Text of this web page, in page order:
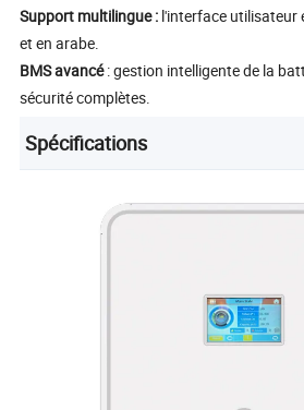
Support multilingue : l'interface utilisateur
et en arabe.
BMS avancé: gestion intelligente de la
sécurité complètes.
Spécifications